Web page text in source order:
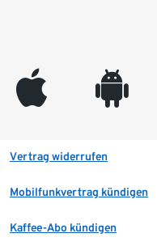
appleinc android
Vertrag widerrufen
Mobilfunkvertrag kündigen
Kaffee-Abo kündigen